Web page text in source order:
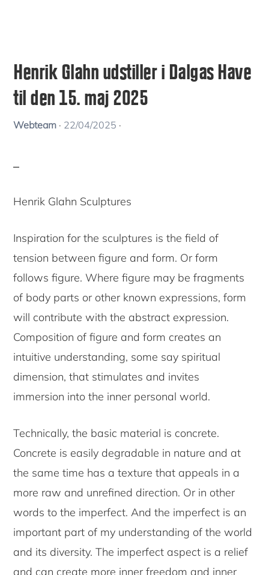
Henrik Glahn udstiller i Dalgas Have
til den 15. maj 2025
Webteam · 22/04/2025 ·
Henrik Glahn Sculptures
Inspiration for the sculptures is the field of
tension between figure and form. Or form
follows figure. Where figure may be fragments
of body parts or other known expressions, form
will contribute with the abstract expression.
Composition of figure and form creates an
intuitive understanding, some say spiritual
dimension, that stimulates and invites
immersion into the inner personal world.
Technically, the basic material is concrete.
Concrete is easily degradable in nature and at
the same time has a texture that appeals in a
more raw and unrefined direction. Or in other
words to the imperfect. And the imperfect is an
important part of my understanding of the world
and its diversity. The imperfect aspect is a relief
and can create more inner freedom and inner